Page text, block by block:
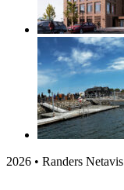
2026 • Randers Netavis